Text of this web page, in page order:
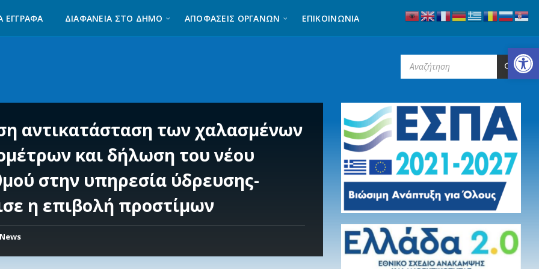
Ανοίξτε τη γραμμή εργαλείων
ΈΓΓΡΑΦΑ ΔΙΑΦΆΝΕΙΑ ΣΤΟ ΔΉΜΟ ΑΠΟΦΑΣΕΙΣ ΟΡΓΑΝΩΝ ΕΠΙΚΟΙΝΩΝΊΑ
αντικατάσταση των χαλασμένων
και δήλωση του νέου
στην υπηρεσία ύδρευσης-
η επιβολή προστίμων
News